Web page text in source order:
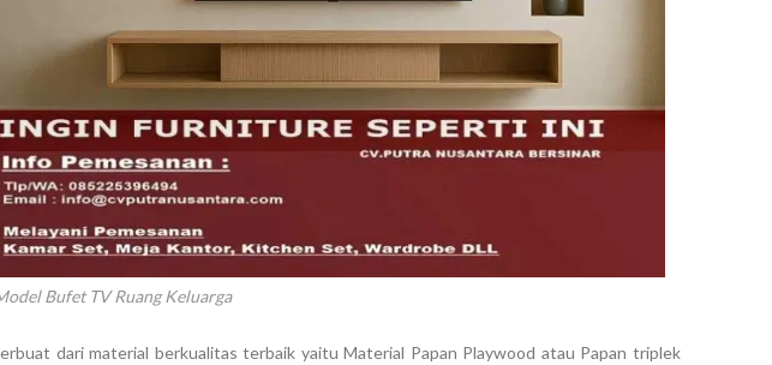
Bufet TV Ruang Keluarga
dari material berkualitas terbaik yaitu Material Papan Playwood atau Papan triplek